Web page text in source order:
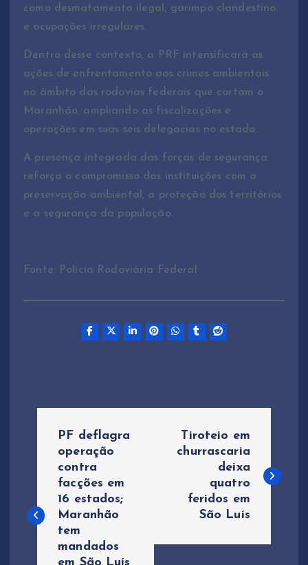
como desmatamento ilegal, garimpo clandestino
e ocupações irregulares.
Dentro desse contexto, a PRF intensificará as
ações de enfrentamento aos crimes ambientais
no âmbito das rodovias federais que cortam o
Maranhão, ampliando as fiscalizações e
operações em suas seis delegacias no estado.
A presença integrada das forças de segurança
reforça o compromisso das instituições com a
preservação ambiental, a proteção dos territórios
e a segurança da população.
Fonte: Polícia Rodoviária Federal
e
PF deflagra
operação
contra
facções em
16 estados;
Maranhão
tem
mandados
em São Luís
Tiroteio em
churrascaria
deixa
quatro
feridos em
São Luís